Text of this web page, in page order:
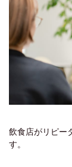
飲食店がリピー
す。